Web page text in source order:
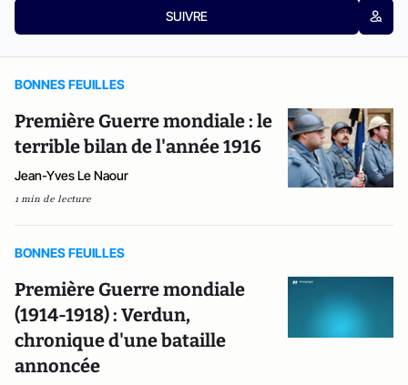
SUIVRE
BONNES FEUILLES
Première Guerre mondiale : le
terrible bilan de l'année 1916
Jean-Yves Le Naour
1 min de lecture
BONNES FEUILLES
Première Guerre mondiale
(1914-1918) : Verdun,
chronique d'une bataille
annoncée